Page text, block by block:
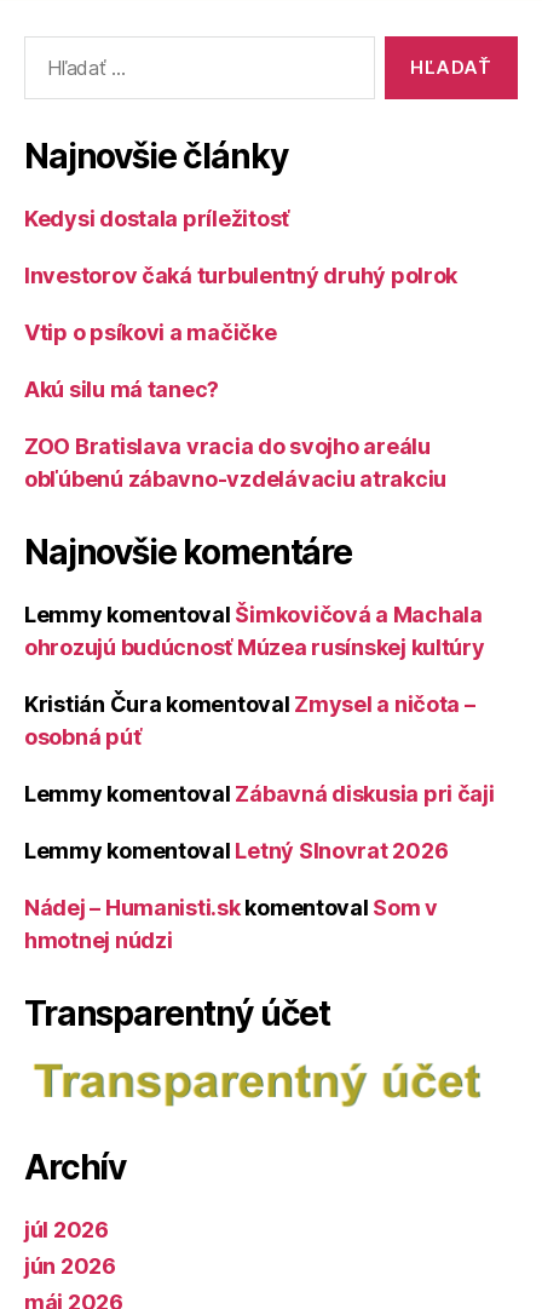
Najnovšie články
Kedysi dostala príležitosť
Investorov čaká turbulentný druhý polrok
Vtip o psíkovi a mačičke
Akú silu má tanec?
ZOO Bratislava vracia do svojho areálu
obľúbenú zábavno-vzdelávaciu atrakciu
Najnovšie komentáre
Lemmy komentoval Šimkovičová a Machala
ohrozujú budúcnosť Múzea rusínskej kultúry
Kristián Čura komentoval Zmysel a ničota –
osobná púť
Lemmy komentoval Zábavná diskusia pri čaji
Lemmy komentoval Letný Slnovrat 2026
Nádej – Humanisti.skkomentoval Som v
hmotnej núdzi
Transparentný účet
Archív
júl 2026
jún 2026
máj 2026